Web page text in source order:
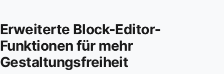
Erweiterte Block-Editor-
Funktionen für mehr
Gestaltungsfreiheit